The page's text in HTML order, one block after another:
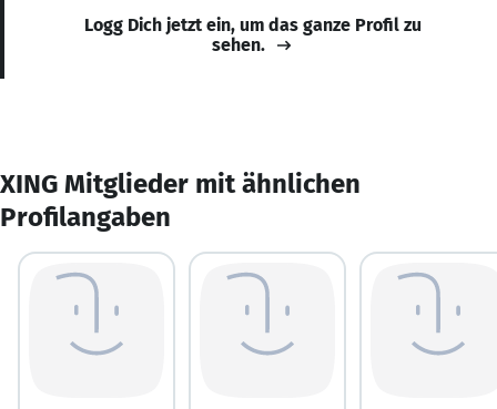
Logg Dich jetzt ein, um das ganze Profil zu
sehen.
XING Mitglieder mit ähnlichen
Profilangaben